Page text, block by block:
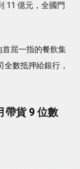
11 億元，全國門
屈一指的餐飲集
數抵押給銀行，
帶貨 9 位數